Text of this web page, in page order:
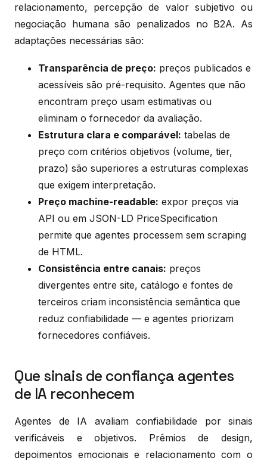
relacionamento, percepção de valor subjetivo ou
negociação humana são penalizados no B2A. As
adaptações necessárias são:
Transparência de preço: preços publicados e
acessíveis são pré-requisito. Agentes que não
encontram preço usam estimativas ou
eliminam o fornecedor da avaliação.
Estrutura clara e comparável: tabelas de
preço com critérios objetivos (volume, tier,
prazo) são superiores a estruturas complexas
que exigem interpretação.
Preço machine-readable: expor preços via
API ou em JSON-LD PriceSpecification
permite que agentes processem sem scraping
de HTML.
Consistência entre canais: preços
divergentes entre site, catálogo e fontes de
terceiros criam inconsistência semântica que
reduz confiabilidade — e agentes priorizam
fornecedores confiáveis.
Que sinais de confiança agentes
de IA reconhecem
Agentes de IA avaliam confiabilidade por sinais
verificáveis e objetivos. Prêmios de design,
depoimentos emocionais e relacionamento com o